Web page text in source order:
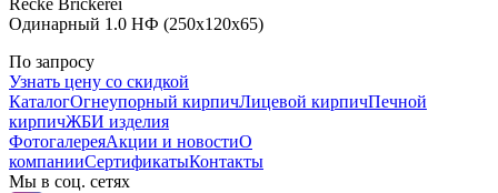
Recke Brickerei
Одинарный 1.0 НФ (250x120x65)
По запросу
Узнать цену со скидкой
КаталогОгнеупорный кирпичЛицевой кирпичПечной
кирпичЖБИ изделия
ФотогалереяАкции и новостиО
компанииСертификатыКонтакты
Мы в соц. сетях